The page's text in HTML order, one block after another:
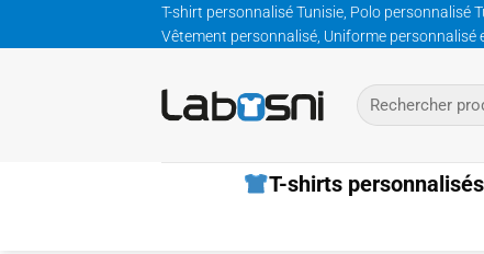
au
T-shirt personnalisé Tunisie, Polo personnalisé
Vêtement personnalisé, Uniforme personnalisé
Recherche
pour :
T-shirts personnalisés